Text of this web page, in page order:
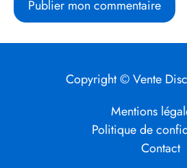
Copyright © Vente
Mentions
Politique de
Contact